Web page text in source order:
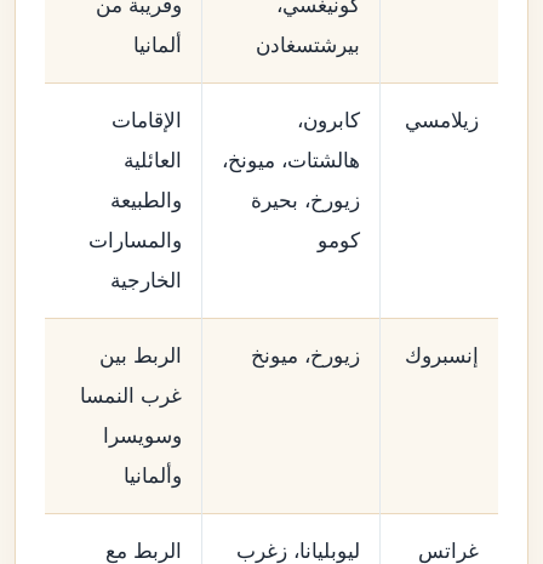
كونيغسي،
بيرشتسغادن
وقريبة من
ألمانيا
زيلامسي
كابرون،
هالشتات، ميونخ،
زيورخ، بحيرة
كومو
الإقامات
العائلية
والطبيعة
والمسارات
الخارجية
إنسبروك زيورخ، ميونخ
الربط بين
غرب النمسا
وسويسرا
وألمانيا
غراتس ليوبليانا، زغرب
الربط مع